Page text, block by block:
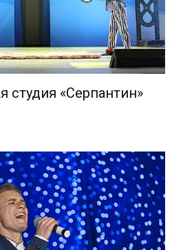
студия «Серпантин»